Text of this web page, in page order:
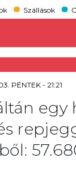
Szállások
PÉNTEK - 21:21
egy